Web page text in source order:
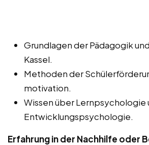
Grundlagen der Pädagogik
Kassel.
Methoden der
motivation.
Wissen über Lernpsychologie
Entwicklungspsychologie.
Erfahrung in der Nachhilfe oder